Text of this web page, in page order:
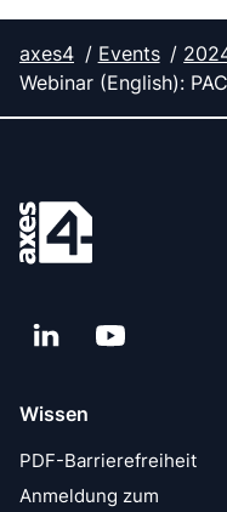
axes4 Events
Webinar (English):
LinkedInYouTube
Wissen
PDF-Barrierefreiheit
Anmeldung zum